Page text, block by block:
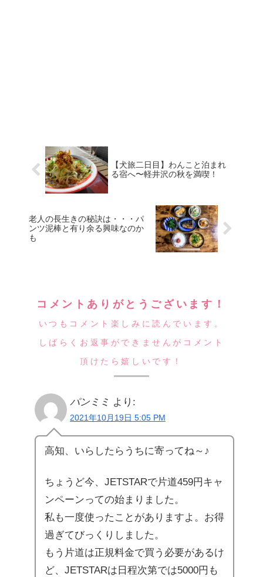
【犬旅二日目】わんこと泊まれ
る宿へ〜軽井沢の秋を満喫！
老人の長生きの秘訣は・・・パ
ンツ泥棒と有り余る興味なのか
も
コメントありがとうございます！
いつもコメント楽しみに読んでいます。
しばらくお返事ができませんがコメント
頂けたら嬉しいです！
パンミミ より:
2021年10月19日 5:05 PM
高知、いらしたらうちに寄ってね～♪
ちょうど今、JETSTARで片道459円キャ
ンペーンっての始まりました。
私も一度使ったことがありますよ。お得
過ぎてびっくりしました。
もう片道は正規料金で買う必要があるけ
ど、JETSTARは日程次第では5000円も